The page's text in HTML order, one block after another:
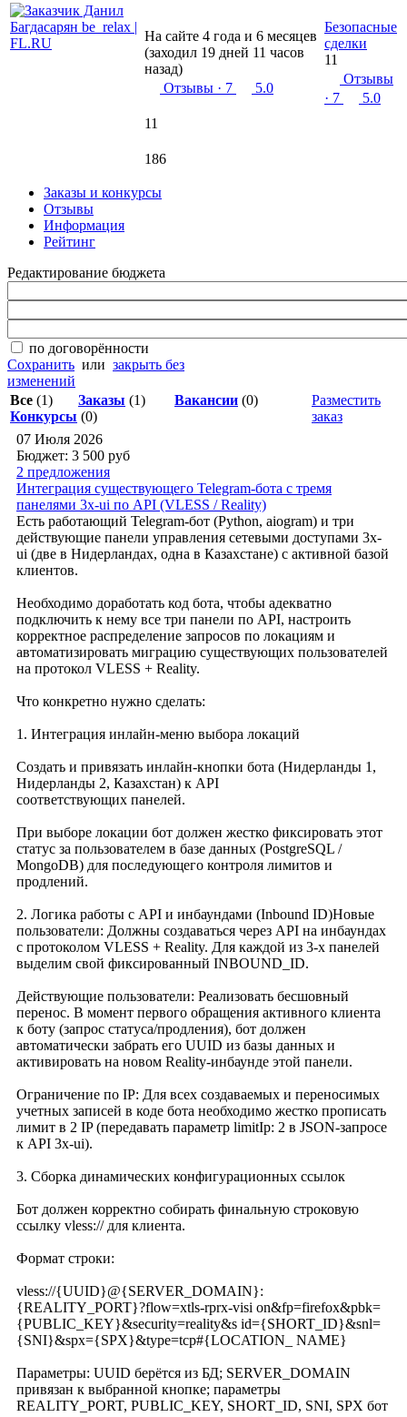
На сайте 4 года и 6 месяцев
(заходил 19 дней 11 часов
назад)
Отзывы · 7 5.0
11
186
Безопасные
сделки
11
Отзывы
· 7
5.0
Заказы и конкурсы
Отзывы
Информация
Рейтинг
Редактирование бюджета
по договорённости
Сохранить или закрыть без
изменений
Все (1) Заказы (1) Вакансии (0)
Конкурсы (0)
Разместить
заказ
07 Июля 2026
Бюджет: 3 500 руб
2 предложения
Интеграция существующего Telegram-бота с тремя
панелями 3x-ui по API (VLESS / Reality)
Есть работающий Telegram-бот (Python, aiogram) и три
действующие панели управления сетевыми доступами 3x-
ui (две в Нидерландах, одна в Казахстане) с активной базой
клиентов.
Необходимо доработать код бота, чтобы адекватно
подключить к нему все три панели по API, настроить
корректное распределение запросов по локациям и
автоматизировать миграцию существующих пользователей
на протокол VLESS + Reality.
Что конкретно нужно сделать:
1. Интеграция инлайн-меню выбора локаций
Создать и привязать инлайн-кнопки бота (Нидерланды 1,
Нидерланды 2, Казахстан) к API
соответствующих панелей.
При выборе локации бот должен жестко фиксировать этот
статус за пользователем в базе данных (PostgreSQL /
MongoDB) для последующего контроля лимитов и
продлений.
2. Логика работы с API и инбаундами (Inbound ID)Новые
пользователи: Должны создаваться через API на инбаундах
с протоколом VLESS + Reality. Для каждой из 3-х панелей
выделим свой фиксированный INBOUND_ID.
Действующие пользователи: Реализовать бесшовный
перенос. В момент первого обращения активного клиента
к боту (запрос статуса/продления), бот должен
автоматически забрать его UUID из базы данных и
активировать на новом Reality-инбаунде этой панели.
Ограничение по IP: Для всех создаваемых и переносимых
учетных записей в коде бота необходимо жестко прописать
лимит в 2 IP (передавать параметр limitIp: 2 в JSON-запросе
к API 3x-ui).
3. Сборка динамических конфигурационных ссылок
Бот должен корректно собирать финальную строковую
ссылку vless:// для клиента.
Формат строки:
vless://{UUID}@{SERVER_DOMAIN}:
{REALITY_PORT}?flow=xtls-rprx-visi on&fp=firefox&pbk=
{PUBLIC_KEY}&security=reality&s id={SHORT_ID}&snl=
{SNI}&spx={SPX}&type=tcp#{LOCATION_ NAME}
Параметры: UUID берётся из БД; SERVER_DOMAIN
привязан к выбранной кнопке; параметры
REALITY_PORT, PUBLIC_KEY, SHORT_ID, SNI, SPX бот